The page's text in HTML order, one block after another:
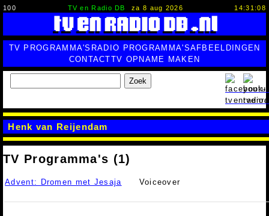
100 TV en Radio DB za 8 aug 2026 14:31:09
TV PROGRAMMA'S RADIO PROGRAMMA'SAFBEELDINGEN
CONTACTTV OPNAME MAKEN
Zoek
Henk van Reijendam
TV Programma's (1)
Advent: Dromen met Jesaja Voiceover